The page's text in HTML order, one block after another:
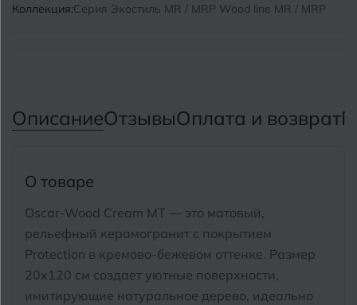
Коллекция:Серия Экостиль MR / MRP Wood line MR / MRP
ОписаниеОтзывыОплата и возврат
О товаре
Oscar-Wood Cream MT — это матовый,
рельефный керамогранит с покрытием
Protection в кремово-бежевом оттенке. Размер
20x120 см создает уютные поверхности,
имитирующие натуральное дерево, идеально
Екатеринбург
Иваново
Ижевск
Казань
Кемерово
Тимашевск
Томск
Тула